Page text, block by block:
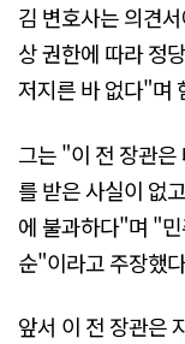
김 변호사는 의견
상 권한에 따라 정
저지른 바 없다"며
그는 "이 전 장관은
를 받은 사실이 없
에 불과하다"며 "
순"이라고 주장했
앞서 이 전 장관은